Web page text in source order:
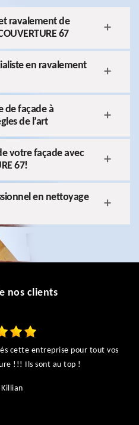
ravalement de
67
en ravalement
de façade à
de l’art
votre façade avec
67!
en nettoyage
nos clients
cette entreprise pour tout vos
!!! Ils sont au top !
Killian